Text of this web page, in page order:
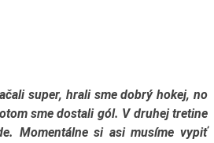
super, hrali sme dobrý hokej, no
sme dostali gól. V druhej tretine
Momentálne si asi musíme vypiť